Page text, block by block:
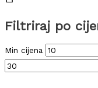
Filtriraj po
Min cijena